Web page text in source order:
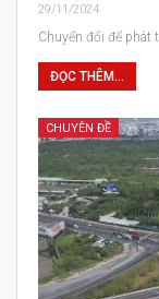
29/11/2024
Chuyển đổi để phát
ĐỌC THÊM...
CHUYÊN ĐỀ